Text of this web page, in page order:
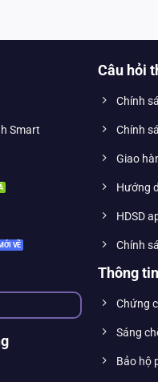
Smart
Câu hỏi
Chính
Chính
Giao
Hướng
HDSD
Chính
Thông
Chứng
Sáng
Bảo hộ